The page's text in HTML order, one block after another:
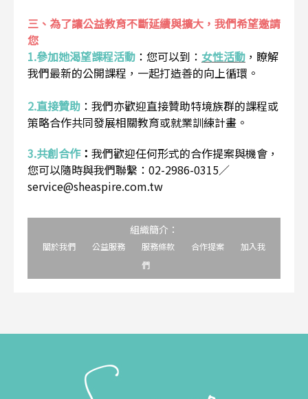
三、為了讓公益教育不斷延續與擴大，我們希望邀請
您
1.參加她渴望課程活動 ： 您可以到： 女性活動 ，瞭解
我們最新的公開課程，一起打造善的向上循環。
2.直接贊助 ： 我們亦歡迎直接贊助特境族群的課程或
策略合作共同發展相關教育或就業訓練計畫。
3.共創合作： 我們歡迎任何形式的合作提案與機會，
您可以隨時與我們聯繫：02-2986-0315／
service@sheaspire.com.tw
組織簡介：
關於我們 公益服務 服務條款 合作提案
加入我
們